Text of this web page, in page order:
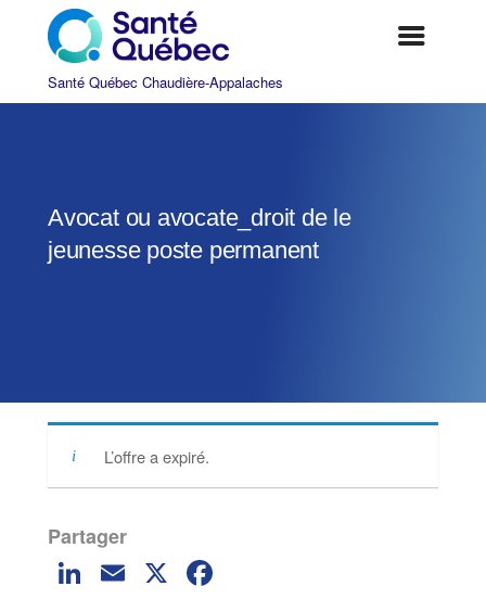
Avocat ou avocate_droit de le
jeunesse poste permanent
L’offre a expiré.
Li E X